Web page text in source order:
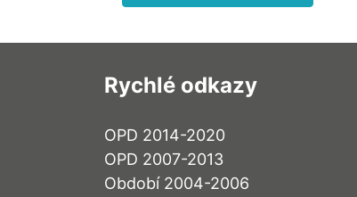
Rychlé odkazy
OPD 2014-2020
OPD 2007-2013
Období 2004-2006